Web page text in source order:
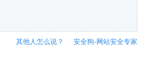
其他人怎么说？ 安全狗-网站安全专家